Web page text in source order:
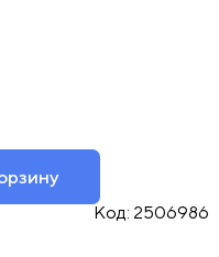
Код: 2506986